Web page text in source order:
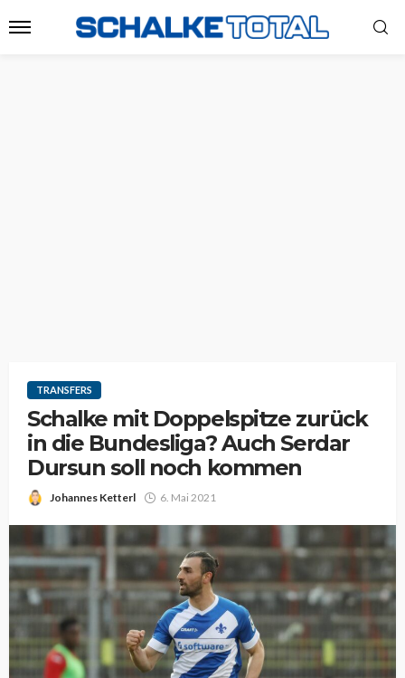
TRANSFERS
Schalke mit Doppelspitze zurück
in die Bundesliga? Auch Serdar
Dursun soll noch kommen
Johannes Ketterl 6. Mai 2021